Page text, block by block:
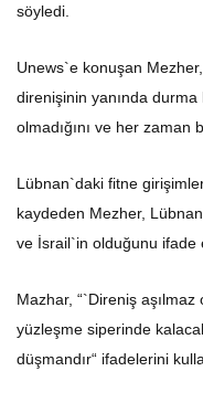
söyledi.
Unews`e konuşan
direnişinin yanında
olmadığını ve her zaman
Lübnan`daki fitne
kaydeden Mezher,
ve İsrail`in olduğunu ifade
Mazhar, “`Direniş
yüzleşme siperinde
düşmandır“ ifadelerini